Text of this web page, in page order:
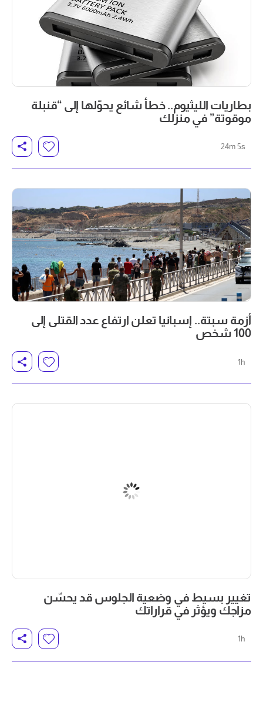
بطاريات الليثيوم.. خطأ شائع يحوّلها إلى “قنبلة
موقوتة” في منزلك
24m 5s
أزمة سبتة.. إسبانيا تعلن ارتفاع عدد القتلى إلى
100 شخص
1h
تغيير بسيط في وضعية الجلوس قد يحسّن
مزاجك ويؤثر في قراراتك
1h